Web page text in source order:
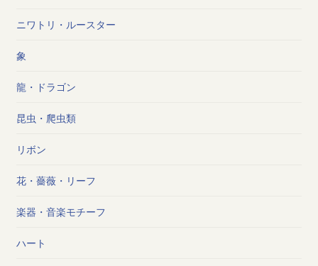
ニワトリ・ルースター
象
龍・ドラゴン
昆虫・爬虫類
リボン
花・薔薇・リーフ
楽器・音楽モチーフ
ハート